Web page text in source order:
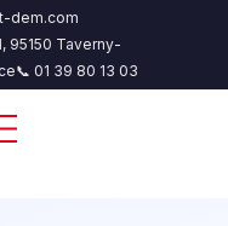
dem.com
95150 Taverny-
📞 01 39 80 13 03